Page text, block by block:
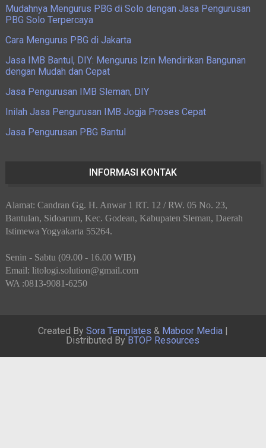
Mudahnya Mengurus PBG di Solo dengan Jasa Pengurusan
PBG Solo Terpercaya
Cara Mengurus PBG di Jakarta
Jasa IMB Bantul, DIY: Mengurus Izin Mendirikan Bangunan
dengan Mudah dan Cepat
Jasa Pengurusan IMB Sleman, DIY
Inilah Jasa Pengurusan IMB Jogja Proses Cepat
Jasa Pengurusan PBG Bantul
INFORMASI KONTAK
Alamat: Candran Gg. H. Anwar 1 RT. 12 / RW. 05 No. 23,
Bantulan, Sidoarum, Kec. Godean, Kabupaten Sleman, Daerah
Istimewa Yogyakarta 55264.
Senin - Sabtu (09.00 - 16.00 WIB)
Email: litologi.solution@gmail.com
WA :0813-9081-6250
Created By Sora Templates & Maboor Media|
Distributed By BTOP Resources